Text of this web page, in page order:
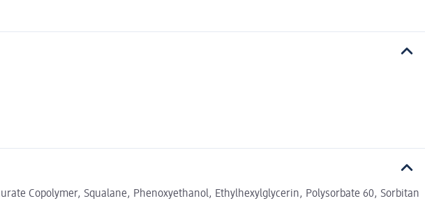
Copolymer, Squalane, Phenoxyethanol, Ethylhexylglycerin, Polysorbate 60, Sorbitan